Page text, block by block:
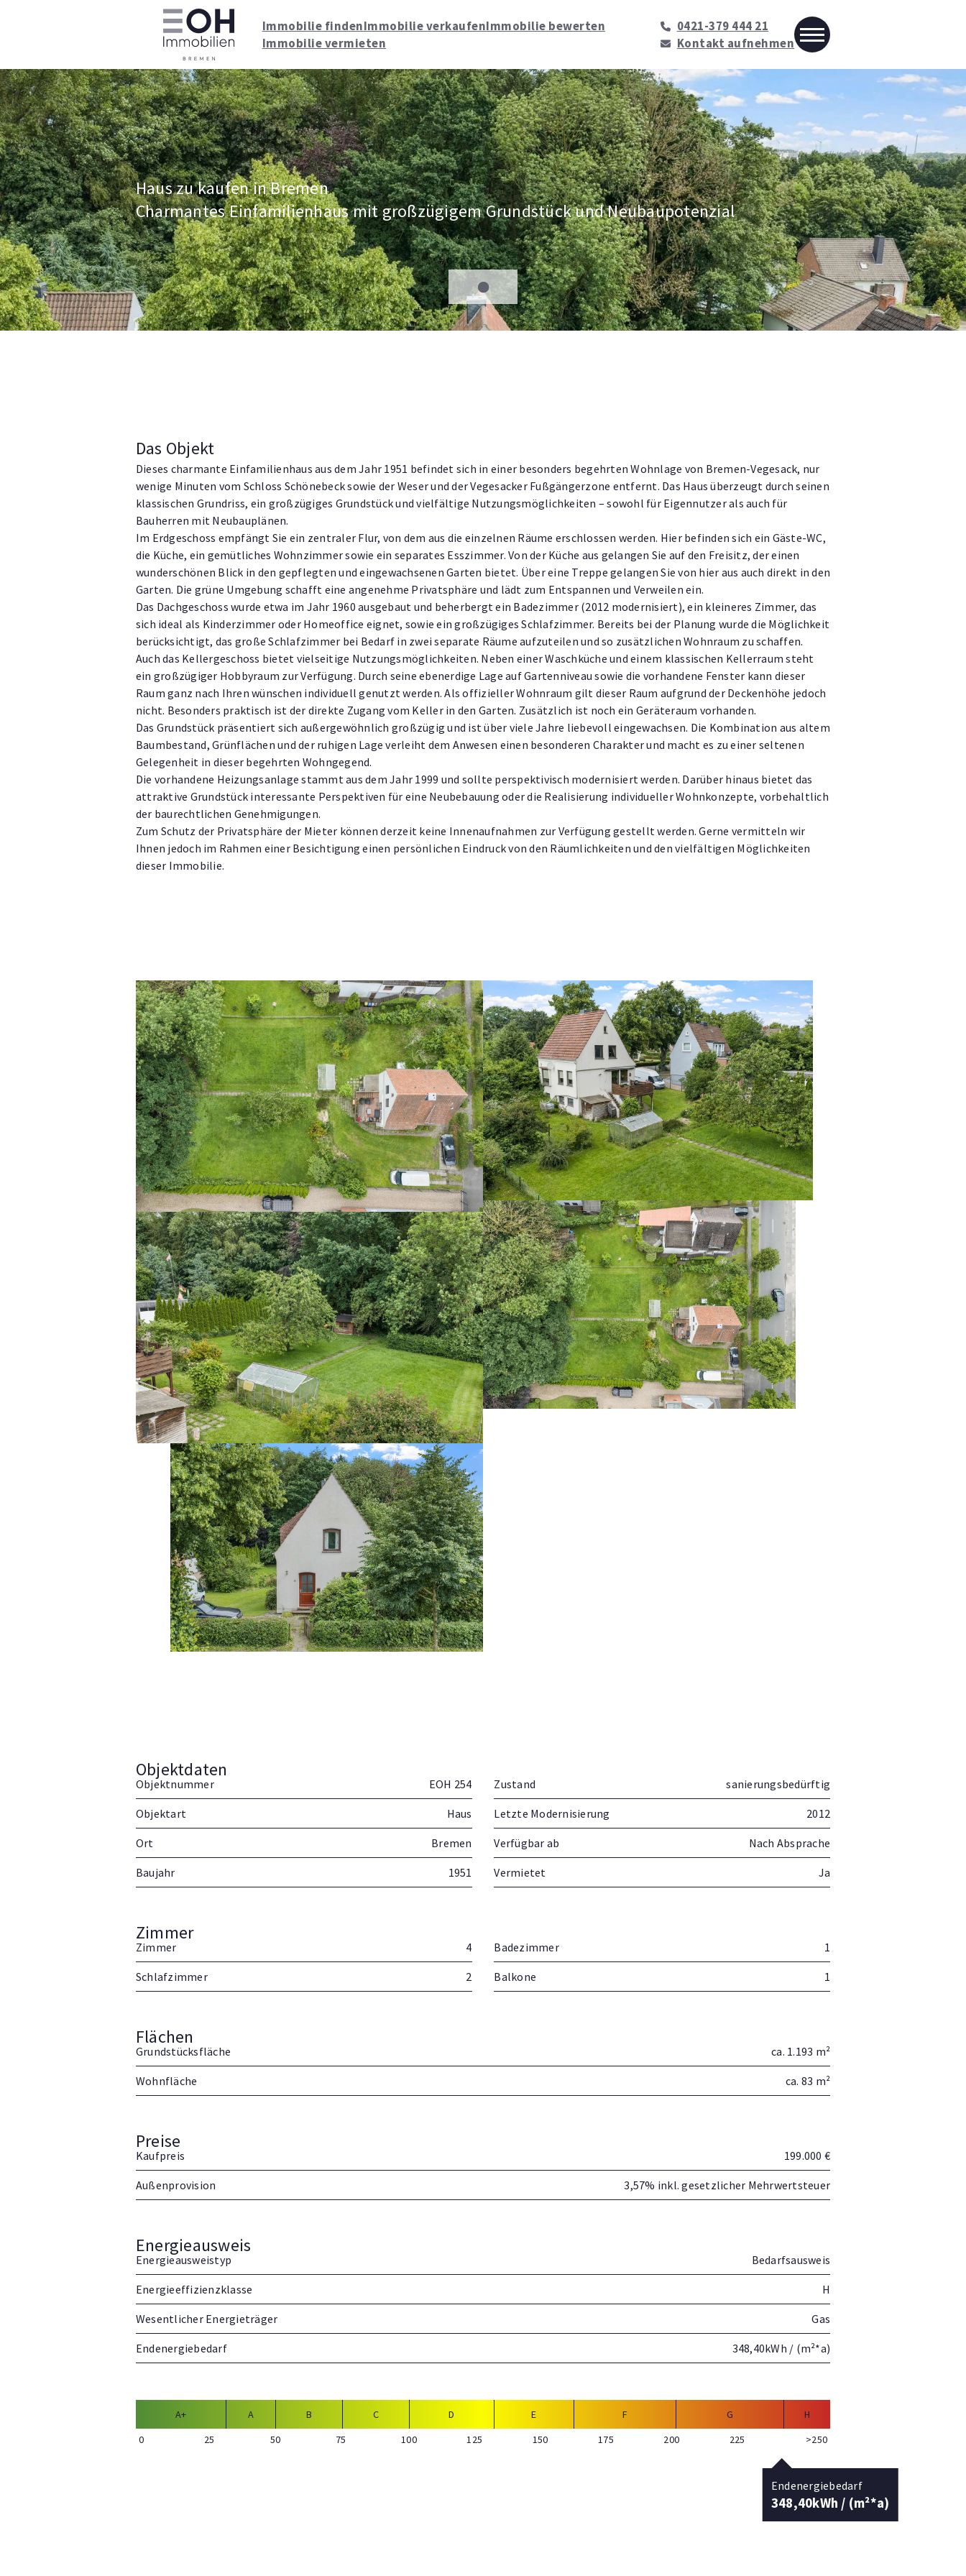
Immobilie findenImmobilie verkaufenImmobilie bewerten
Immobilie vermieten
0421-379 444 21
Kontakt aufnehmen
Haus zu kaufen in Bremen
Charmantes Einfamilienhaus mit großzügigem Grundstück und Neubaupotenzial
Das Objekt
Dieses charmante Einfamilienhaus aus dem Jahr 1951 befindet sich in einer besonders begehrten Wohnlage von Bremen-Vegesack, nur
wenige Minuten vom Schloss Schönebeck sowie der Weser und der Vegesacker Fußgängerzone entfernt. Das Haus überzeugt durch seinen
klassischen Grundriss, ein großzügiges Grundstück und vielfältige Nutzungsmöglichkeiten – sowohl für Eigennutzer als auch für
Bauherren mit Neubauplänen.
Im Erdgeschoss empfängt Sie ein zentraler Flur, von dem aus die einzelnen Räume erschlossen werden. Hier befinden sich ein Gäste-WC,
die Küche, ein gemütliches Wohnzimmer sowie ein separates Esszimmer. Von der Küche aus gelangen Sie auf den Freisitz, der einen
wunderschönen Blick in den gepflegten und eingewachsenen Garten bietet. Über eine Treppe gelangen Sie von hier aus auch direkt in den
Garten. Die grüne Umgebung schafft eine angenehme Privatsphäre und lädt zum Entspannen und Verweilen ein.
Das Dachgeschoss wurde etwa im Jahr 1960 ausgebaut und beherbergt ein Badezimmer (2012 modernisiert), ein kleineres Zimmer, das
sich ideal als Kinderzimmer oder Homeoffice eignet, sowie ein großzügiges Schlafzimmer. Bereits bei der Planung wurde die Möglichkeit
berücksichtigt, das große Schlafzimmer bei Bedarf in zwei separate Räume aufzuteilen und so zusätzlichen Wohnraum zu schaffen.
Auch das Kellergeschoss bietet vielseitige Nutzungsmöglichkeiten. Neben einer Waschküche und einem klassischen Kellerraum steht
ein großzügiger Hobbyraum zur Verfügung. Durch seine ebenerdige Lage auf Gartenniveau sowie die vorhandene Fenster kann dieser
Raum ganz nach Ihren wünschen individuell genutzt werden. Als offizieller Wohnraum gilt dieser Raum aufgrund der Deckenhöhe jedoch
nicht. Besonders praktisch ist der direkte Zugang vom Keller in den Garten. Zusätzlich ist noch ein Geräteraum vorhanden.
Das Grundstück präsentiert sich außergewöhnlich großzügig und ist über viele Jahre liebevoll eingewachsen. Die Kombination aus altem
Baumbestand, Grünflächen und der ruhigen Lage verleiht dem Anwesen einen besonderen Charakter und macht es zu einer seltenen
Gelegenheit in dieser begehrten Wohngegend.
Die vorhandene Heizungsanlage stammt aus dem Jahr 1999 und sollte perspektivisch modernisiert werden. Darüber hinaus bietet das
attraktive Grundstück interessante Perspektiven für eine Neubebauung oder die Realisierung individueller Wohnkonzepte, vorbehaltlich
der baurechtlichen Genehmigungen.
Zum Schutz der Privatsphäre der Mieter können derzeit keine Innenaufnahmen zur Verfügung gestellt werden. Gerne vermitteln wir
Ihnen jedoch im Rahmen einer Besichtigung einen persönlichen Eindruck von den Räumlichkeiten und den vielfältigen Möglichkeiten
dieser Immobilie.
Objektdaten
Objektnummer EOH 254
Objektart Haus
Ort Bremen
Baujahr 1951
Zustand sanierungsbedürftig
Letzte Modernisierung 2012
Verfügbar ab Nach Absprache
Vermietet Ja
Zimmer
Zimmer 4
Schlafzimmer 2
Badezimmer 1
Balkone 1
Flächen
Grundstücksfläche ca. 1.193 m²
Wohnfläche ca. 83 m²
Preise
Kaufpreis 199.000 €
Außenprovision 3,57% inkl. gesetzlicher Mehrwertsteuer
Energieausweis
Energieausweistyp Bedarfsausweis
Energieeffizienzklasse H
Wesentlicher Energieträger Gas
Endenergiebedarf 348,40kWh / (m²*a)
A+ A B C D E F G
H
0
25 50 75 100 125 150 175 200 225 >250
Endenergiebedarf
348,40kWh / (m²*a)